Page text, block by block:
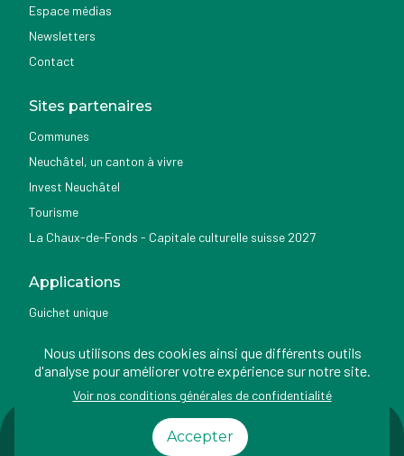
Espace médias
Newsletters
Contact
Sites partenaires
Communes
Neuchâtel, un canton à vivre
Invest Neuchâtel
Tourisme
La Chaux-de-Fonds - Capitale culturelle suisse 2027
Applications
Guichet unique
Nemo news
Conditions
d'utilisation
Protection des
données
Nous utilisons des cookies ainsi que différents outils
d'analyse pour améliorer votre expérience sur notre site.
Voir nos conditions générales de confidentialité
Accepter